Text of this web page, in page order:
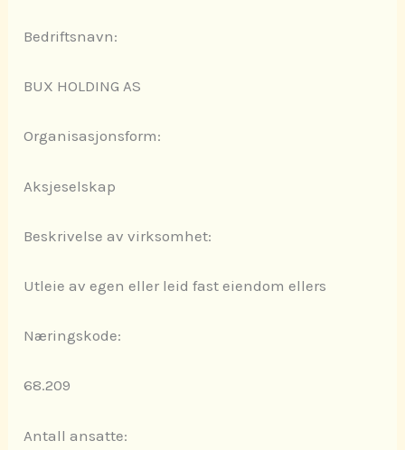
Bedriftsnavn:
BUX HOLDING AS
Organisasjonsform:
Aksjeselskap
Beskrivelse av virksomhet:
Utleie av egen eller leid fast eiendom ellers
Næringskode:
68.209
Antall ansatte: